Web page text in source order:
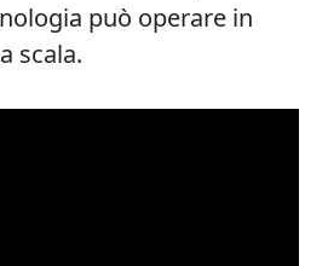
può operare in
scala.